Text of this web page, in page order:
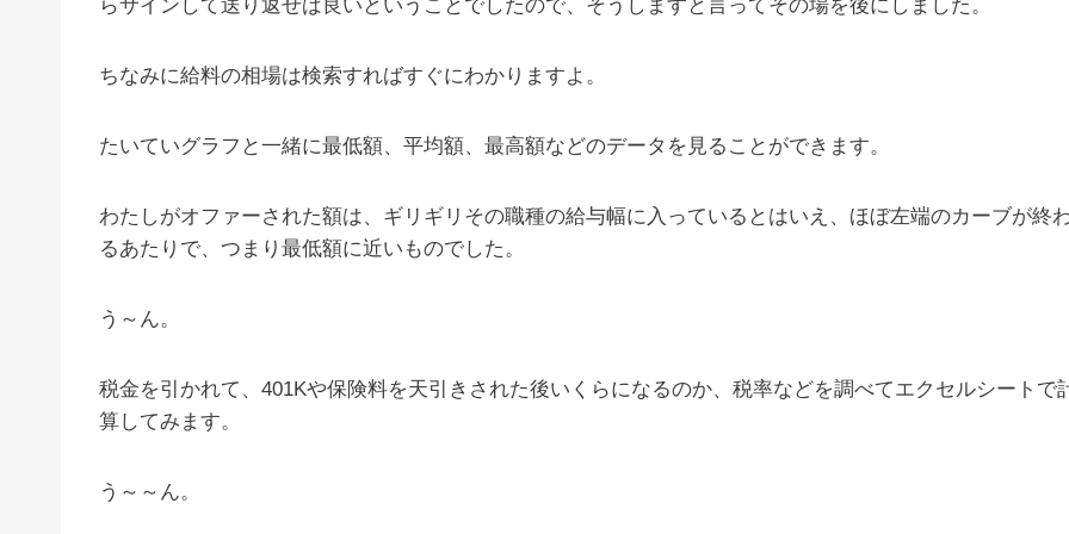
らサインして送り返せば良いということでしたので、そうしますと言ってその場を後にしました。
ちなみに給料の相場は検索すればすぐにわかりますよ。
たいていグラフと一緒に最低額、平均額、最高額などのデータを見ることができます。
わたしがオファーされた額は、ギリギリその職種の給与幅に入っているとはいえ、ほぼ左端のカーブが終
るあたりで、つまり最低額に近いものでした。
う～ん。
税金を引かれて、401Kや保険料を天引きされた後いくらになるのか、税率などを調べてエクセルシートで
算してみます。
う～～ん。